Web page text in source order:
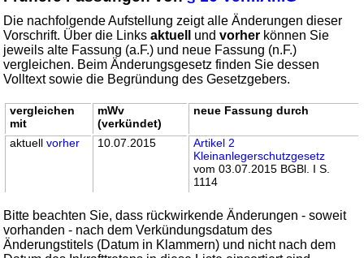
Die nachfolgende Aufstellung zeigt alle Änderungen dieser
Vorschrift. Über die Linksaktuell undvorher können Sie
jeweils alte Fassung (a.F.) und neue Fassung (n.F.)
vergleichen. Beim Änderungsgesetz finden Sie dessen
Volltext sowie die Begründung des Gesetzgebers.
vergleichen
mit
mWv
(verkündet)
neue Fassung durch
aktuellvorher 10.07.2015
Artikel 2
Kleinanlegerschutzgesetz
vom 03.07.2015 BGBl. I S.
1114
Bitte beachten Sie, dass rückwirkende Änderungen - soweit
vorhanden - nach dem Verkündungsdatum des
Änderungstitels (Datum in Klammern) und nicht nach dem